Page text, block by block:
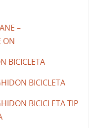
–
ON
BICICLETA
BICICLETA
BICICLETA TIP